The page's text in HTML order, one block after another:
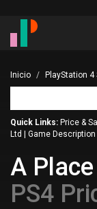
Inicio PlayStation 4
Quick Links: Price &
Ltd
Game Description
A
PS4